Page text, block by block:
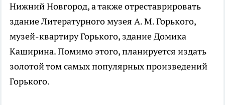
Нижний Новгород, а также отреставрировать
здание Литературного музея А. М. Горького,
музей-квартиру Горького, здание Домика
Каширина. Помимо этого, планируется издать
золотой том самых популярных произведений
Горького.